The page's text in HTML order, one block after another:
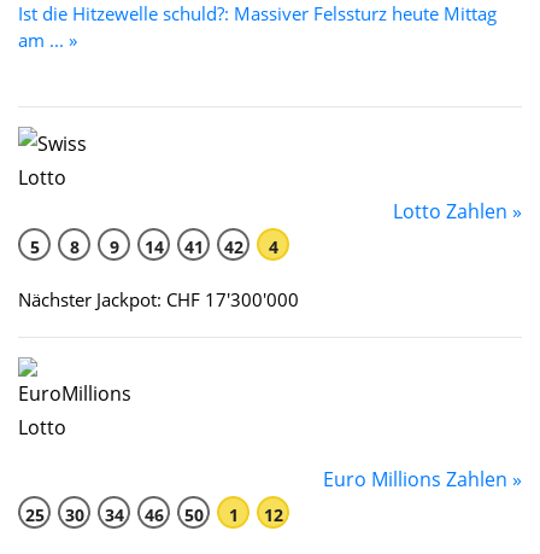
Ist die Hitzewelle schuld?: Massiver Felssturz heute Mittag
am ... »
Lotto Zahlen »
5 8 9 14 41 42 4
Nächster Jackpot: CHF 17'300'000
Euro Millions Zahlen »
25 30 34 46 50 1 12